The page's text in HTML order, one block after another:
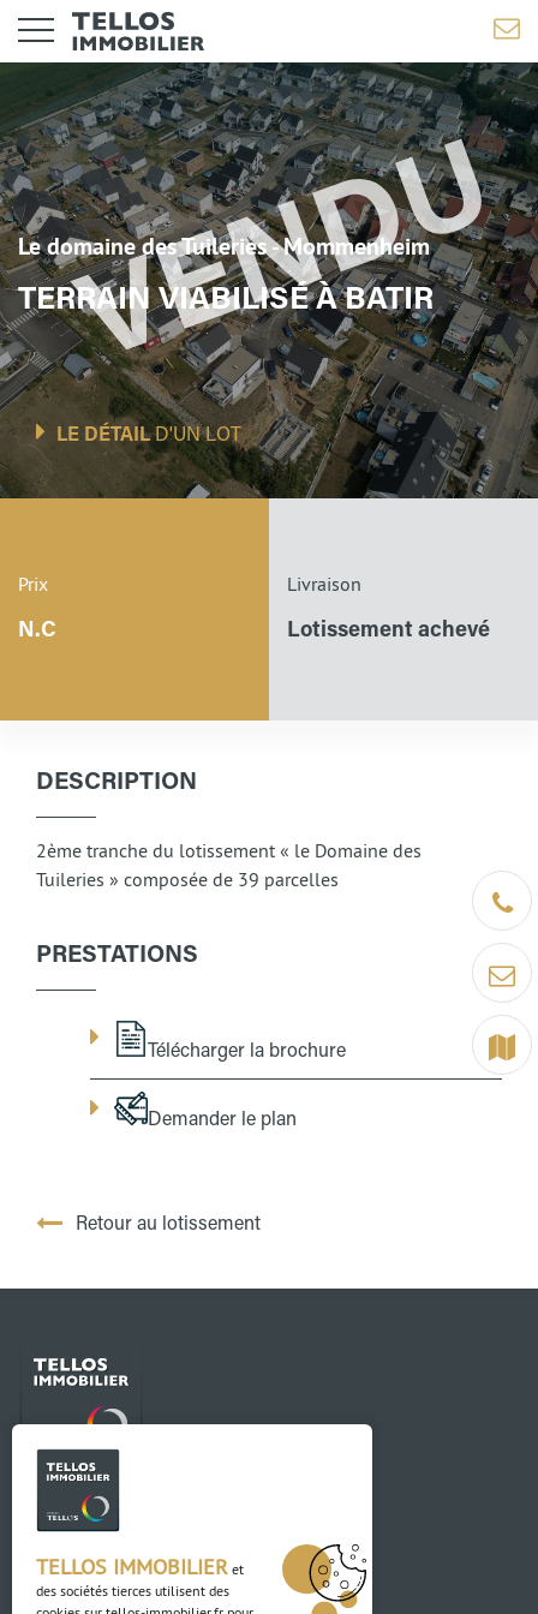
Être
Contact
Terrain
Le domaine des Tuileries - Mommenheim
TERRAIN VIABILISÉ À BATIR
LE DÉTAILD'UN LOT
Prix
N.C
Livraison
Lotissement achevé
DESCRIPTION
2ème tranche du lotissement « le Domaine des
Tuileries » composée de 39 parcelles
PRESTATIONS
Télécharger la brochure
Demander le plan
Retour au lotissement
Contact
03 88 04 84 84
Adresse
TELLOS IMMOBILIER et
des sociétés tierces utilisent des